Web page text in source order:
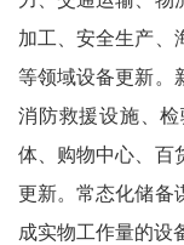
加工、安全生产、
等领域设备更新。
消防救援设施、
体、购物中心、百
更新。常态化储备
成实物工作量的设